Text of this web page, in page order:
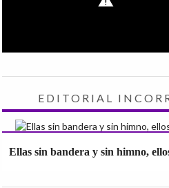
EDITORIAL
Ellas sin bandera y sin himno,